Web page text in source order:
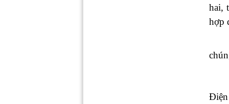
hai,
hợp
Điện